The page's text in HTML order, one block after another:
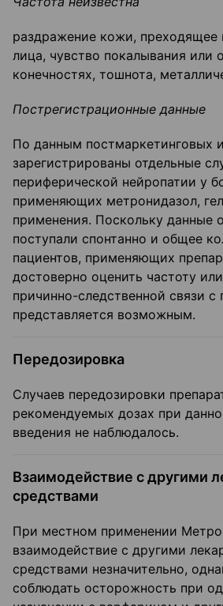
раздражение кожи, преходящее
лица, чувство покалывания или
конечностях, тошнота,
Пострегистрационные данные
По данным постмаркетинговых
зарегистрированы отдельные
периферической нейропатии у
применяющих метронидазол,
применения. Поскольку данные
поступали спонтанно и общее
пациентов, применяющих
достоверно оценить частоту
причинно-следственной связи с
представляется возможным.
Передозировка
Случаев передозировки
рекомендуемых дозах при
введения не наблюдалось.
Взаимодействие с другими
средствами
При местном применении
взаимодействие с другими
средствами незначительно,
соблюдать осторожность при